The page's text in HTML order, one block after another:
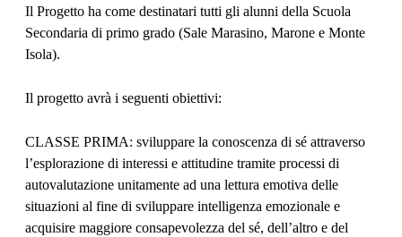
Il Progetto ha come destinatari tutti gli alunni della Scuola
Secondaria di primo grado (Sale Marasino, Marone e Monte
Isola).
Il progetto avrà i seguenti obiettivi:
CLASSE PRIMA: sviluppare la conoscenza di sé attraverso
l’esplorazione di interessi e attitudine tramite processi di
autovalutazione unitamente ad una lettura emotiva delle
situazioni al fine di sviluppare intelligenza emozionale e
acquisire maggiore consapevolezza del sé, dell’altro e del